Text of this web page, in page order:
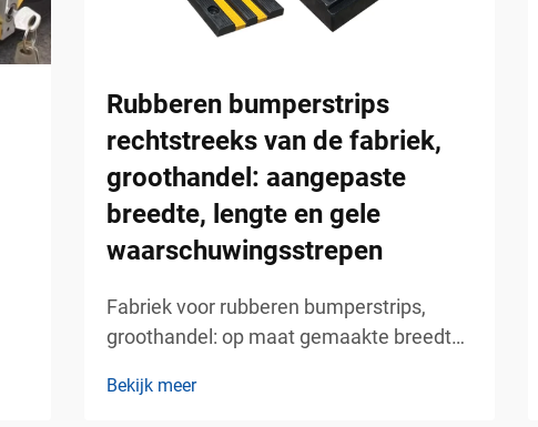
Rubberen bumperstrips
rechtstreeks van de fabriek,
groothandel: aangepaste
breedte, lengte en gele
waarschuwingsstrepen
Fabriek voor rubberen bumperstrips,
groothandel: op maat gemaakte breedte,
betrouwbare bescherming van wanden
Bekijk meer